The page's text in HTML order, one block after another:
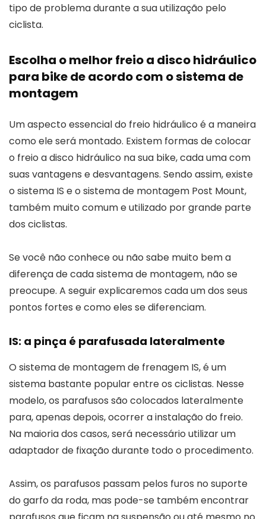
tipo de problema durante a sua utilização pelo
ciclista.
Escolha o melhor freio a disco hidráulico
para bike de acordo com o sistema de
montagem
Um aspecto essencial do freio hidráulico é a maneira
como ele será montado. Existem formas de colocar
o freio a disco hidráulico na sua bike, cada uma com
suas vantagens e desvantagens. Sendo assim, existe
o sistema IS e o sistema de montagem Post Mount,
também muito comum e utilizado por grande parte
dos ciclistas.
Se você não conhece ou não sabe muito bem a
diferença de cada sistema de montagem, não se
preocupe. A seguir explicaremos cada um dos seus
pontos fortes e como eles se diferenciam.
IS: a pinça é parafusada lateralmente
O sistema de montagem de frenagem IS, é um
sistema bastante popular entre os ciclistas. Nesse
modelo, os parafusos são colocados lateralmente
para, apenas depois, ocorrer a instalação do freio.
Na maioria dos casos, será necessário utilizar um
adaptador de fixação durante todo o procedimento.
Assim, os parafusos passam pelos furos no suporte
do garfo da roda, mas pode-se também encontrar